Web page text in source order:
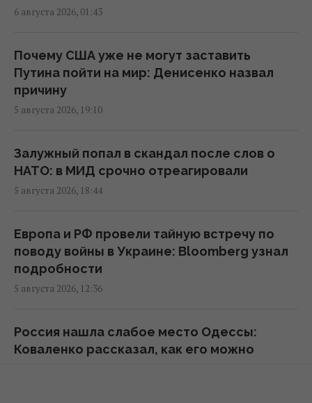
15:56 пятница, 07 августа 2026
Действительно ли семейная упаковка
15:37 пятница, 07 августа 2026
14:14 пятница, 07 августа 2026
В Украине стремительно дорожает
6 августа 2026, 01:43
Почему США уже не могут заставить
Путина пойти на мир: Денисенко назвал
причину
5 августа 2026, 19:10
Залужный попал в скандал после слов о
НАТО: в МИД срочно отреагировали
5 августа 2026, 18:44
Европа и РФ провели тайную встречу по
поводу войны в Украине: Bloomberg узнал
подробности
5 августа 2026, 12:36
Россия нашла слабое место Одессы:
Коваленко рассказал, как его можно